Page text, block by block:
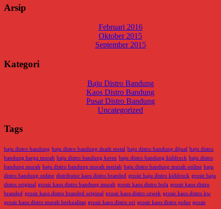
Arsip
Februari 2016
Oktober 2015
September 2015
Kategori
Baju Distro Bandung
Kaos Distro Bandung
Pusat Distro Bandung
Uncategorized
Tags
baju distro bandung baju distro bandung death metal baju distro bandung dijual baju distro
bandung harga murah baju distro bandung keren baju distro bandung kiddrock baju distro
bandung murah baju distro bandung murah meriah baju distro bandung murah online baju
distro bandung online distributor kaos distro branded grosir baju distro kiddrock grosir baju
distro original grosir kaos distro bandung murah grosir kaos distro bola grosir kaos distro
branded grosir kaos distro branded original grosir kaos distro cewek grosir kaos distro kw
grosir kaos distro murah berkualitas grosir kaos distro ori grosir kaos distro polos grosir